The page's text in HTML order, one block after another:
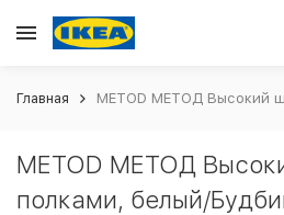
Главная METOD МЕТОД Высокий
METOD МЕТОД
полками, белый/